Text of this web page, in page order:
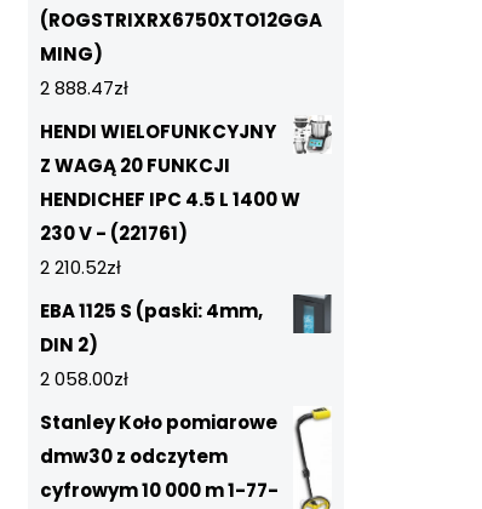
(ROGSTRIXRX6750XTO12GGA
MING)
2 888.47zł
HENDI WIELOFUNKCYJNY
Z WAGĄ 20 FUNKCJI
HENDICHEF IPC 4.5 L 1400 W
230 V - (221761)
2 210.52zł
EBA 1125 S (paski: 4mm,
DIN 2)
2 058.00zł
Stanley Koło pomiarowe
dmw30 z odczytem
cyfrowym 10 000 m 1-77-